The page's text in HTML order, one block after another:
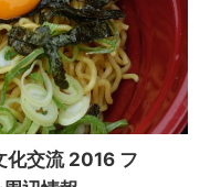
化交流 2016 フ